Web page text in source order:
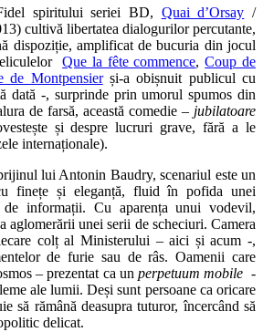
spiritului seriei BD, Quai d’Orsay /
cultivă libertatea dialogurilor percutante,
dispoziție, amplificat de bucuria din jocul
Que la fête commence,Coup de
de Montpensierși-a obișnuit publicul cu
dată -, surprinde prin umorul spumos din
de farsă, această comedie – jubilatoare
și despre lucruri grave, fără a le
internaționale).
lui Antonin Baudry, scenariul este un
finețe și eleganță, fluid în pofida unei
de informații. Cu aparența unui vodevil,
aglomerării unei serii de scheciuri. Camera
colț al Ministerului – aici și acum -,
de furie sau de râs. Oamenii care
– prezentat ca unperpetuum mobile -
ale lumii. Deși sunt persoane ca oricare
să rămână deasupra tuturor, încercând să
delicat.